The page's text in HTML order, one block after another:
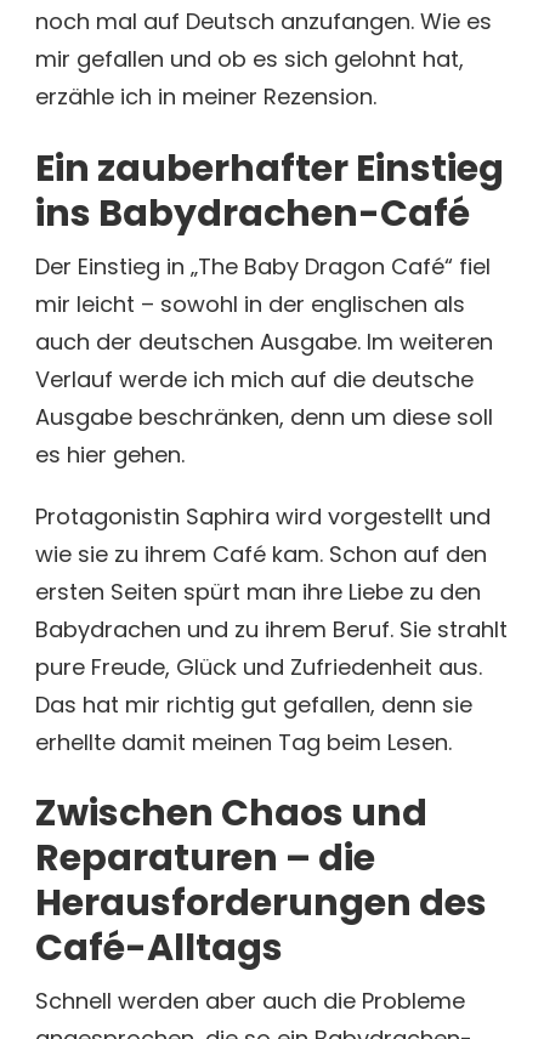
noch mal auf Deutsch anzufangen. Wie es
mir gefallen und ob es sich gelohnt hat,
erzähle ich in meiner Rezension.
Ein zauberhafter Einstieg
ins Babydrachen-Café
Der Einstieg in „The Baby Dragon Café“ fiel
mir leicht – sowohl in der englischen als
auch der deutschen Ausgabe. Im weiteren
Verlauf werde ich mich auf die deutsche
Ausgabe beschränken, denn um diese soll
es hier gehen.
Protagonistin Saphira wird vorgestellt und
wie sie zu ihrem Café kam. Schon auf den
ersten Seiten spürt man ihre Liebe zu den
Babydrachen und zu ihrem Beruf. Sie strahlt
pure Freude, Glück und Zufriedenheit aus.
Das hat mir richtig gut gefallen, denn sie
erhellte damit meinen Tag beim Lesen.
Zwischen Chaos und
Reparaturen – die
Herausforderungen des
Café-Alltags
Schnell werden aber auch die Probleme